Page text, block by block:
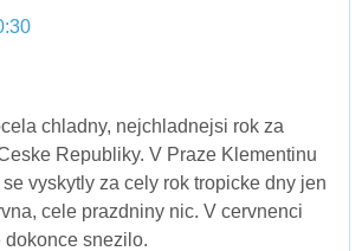
chladny, nejchladnejsi rok za
Republiky. V Praze Klementinu
vyskytly za cely rok tropicke dny jen
cele prazdniny nic. V cervnenci
dokonce snezilo.